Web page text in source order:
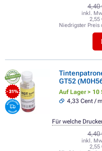
4,40
inkl.
2,55
Niedrigster Preis
- 31%
GT52
Auf Lager > 10
4,33 Cent / ml
4,40
inkl.
2,55
Für welche